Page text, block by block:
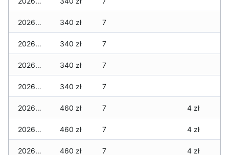
2026-02-20 340 zł 7
2026-02-19 340 zł 7
2026-02-18 340 zł 7
2026-02-17 340 zł 7
2026-02-16 460 zł 7 4 zł
2026-02-15 460 zł 7 4 zł
2026-02-14 460 zł 7 4 zł